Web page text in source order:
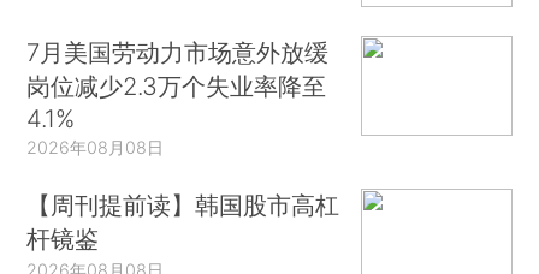
7月美国劳动力市场意外放缓
岗位减少2.3万个失业率降至
4.1%
2026年08月08日
【周刊提前读】韩国股市高杠
杆镜鉴
2026年08月08日